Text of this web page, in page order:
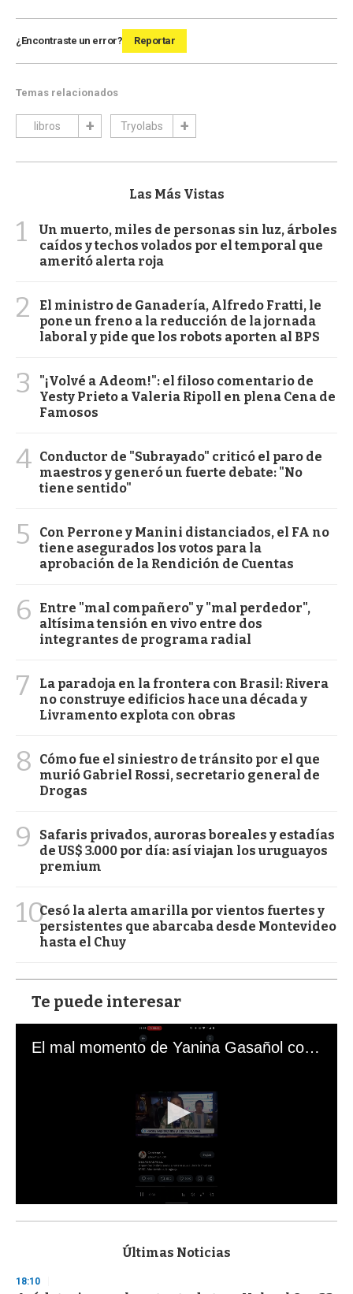
¿Encontraste un error? Reportar
Temas relacionados
libros Tryolabs
Las Más Vistas
1
Un muerto, miles de personas sin luz, árboles
caídos y techos volados por el temporal que
ameritó alerta roja
2
El ministro de Ganadería, Alfredo Fratti, le
pone un freno a la reducción de la jornada
laboral y pide que los robots aporten al BPS
3
"¡Volvé a Adeom!": el filoso comentario de
Yesty Prieto a Valeria Ripoll en plena Cena de
Famosos
4 Conductor de "Subrayado" criticó el paro de
maestros y generó un fuerte debate: "No
tiene sentido"
5
Con Perrone y Manini distanciados, el FA no
tiene asegurados los votos para la
aprobación de la Rendición de Cuentas
6
Entre "mal compañero" y "mal perdedor",
altísima tensión en vivo entre dos
integrantes de programa radial
7
La paradoja en la frontera con Brasil: Rivera
no construye edificios hace una década y
Livramento explota con obras
8
Cómo fue el siniestro de tránsito por el que
murió Gabriel Rossi, secretario general de
Drogas
9
Safaris privados, auroras boreales y estadías
de US$ 3.000 por día: así viajan los uruguayos
premium
10Cesó la alerta amarilla por vientos fuertes y
persistentes que abarcaba desde Montevideo
hasta el Chuy
Te puede interesar
El mal momento de Yanina Gasañol con un hincha argentino en "Subrayado"
s
d
Últimas Noticias
18:10